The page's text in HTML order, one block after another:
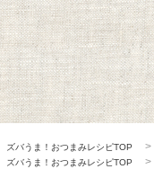
ズバうま！おつまみレシピTOP
ズバうま！おつまみレシピTOP